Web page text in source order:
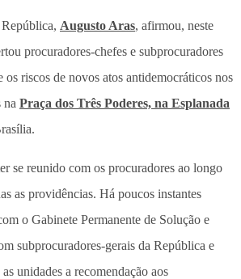
Augusto Aras, afirmou, neste
procuradores-chefes e subprocuradores
os riscos de novos atos antidemocráticos nos
na Praça dos Três Poderes, na Esplanada
se reunido com os procuradores ao longo
as providências. Há poucos instantes
o Gabinete Permanente de Solução e
subprocuradores-gerais da República e
unidades a recomendação aos